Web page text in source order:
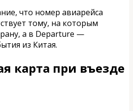
что номер авиарейса
тому, на которым
а в Departure —
из Китая.
карта при въезде